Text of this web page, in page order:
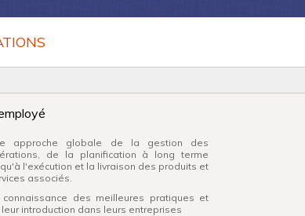
approche globale de la gestion des
de la planification à long terme
l'exécution et la livraison des produits et
associés.
connaissance des meilleures pratiques et
introduction dans leurs entreprises